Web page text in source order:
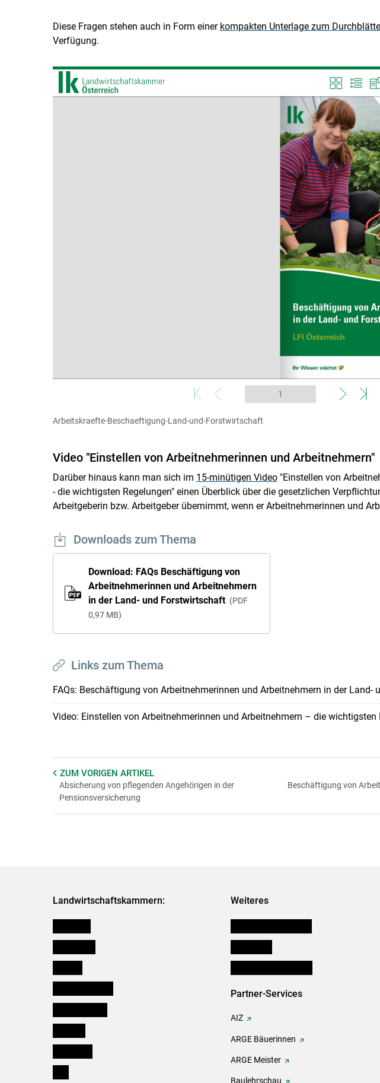
Diese Fragen stehen auch in Form einer kompakten Unterlage zum
Verfügung.
Arbeitskraefte-Beschaeftigung-Land-und-Forstwirtschaft
Video "Einstellen von Arbeitnehmerinnen und Arbeitnehmern"
Darüber hinaus kann man sich im 15-minütigen Video"Einstellen von
- die wichtigsten Regelungen" einen Überblick über die gesetzlichen
Arbeitgeberin bzw. Arbeitgeber übernimmt, wenn er Arbeitnehmerinnen und
Downloads zum Thema
Download: FAQs Beschäftigung von
Arbeitnehmerinnen und Arbeitnehmern
in der Land- und Forstwirtschaft
PDF
0,97 MB
Links zum Thema
FAQs: Beschäftigung von Arbeitnehmerinnen und Arbeitnehmern in der Land-
Video: Einstellen von Arbeitnehmerinnen und Arbeitnehmern – die wichtigsten
ZUM VORIGEN ARTIKEL
Absicherung von pflegenden Angehörigen in der
Pensionsversicherung
Beschäftigung von
Landwirtschaftskammern: Weiteres
Partner-Services
AIZ
ARGE Bäuerinnen
ARGE Meister
Baulehrschau